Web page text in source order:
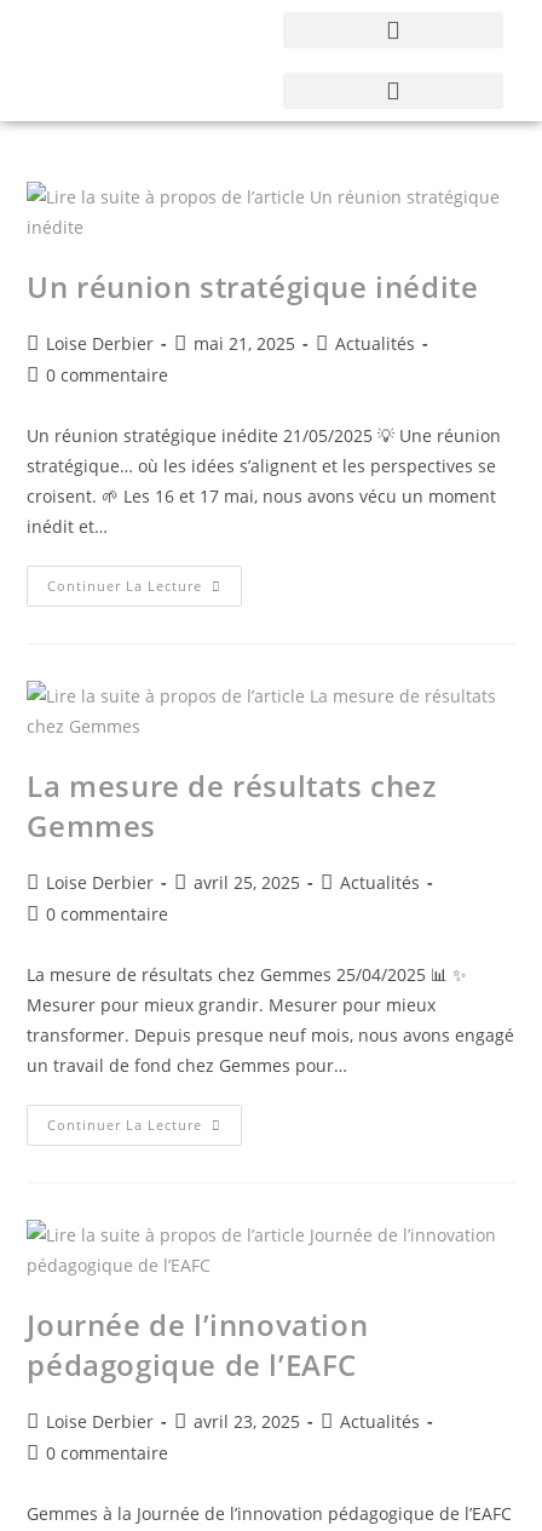
Un réunion stratégique inédite
Loise Derbier mai 21, 2025
Actualités
0 commentaire
Un réunion stratégique inédite 21/05/2025 💡 Une réunion
stratégique… où les idées s’alignent et les perspectives se
croisent. 🌱 Les 16 et 17 mai, nous avons vécu un moment
inédit et…
Continuer La Lecture
La mesure de résultats chez
Gemmes
Loise Derbier avril 25, 2025
Actualités
0 commentaire
La mesure de résultats chez Gemmes 25/04/2025 📊 ✨
Mesurer pour mieux grandir. Mesurer pour mieux
transformer. Depuis presque neuf mois, nous avons engagé
un travail de fond chez Gemmes pour…
Continuer La Lecture
Journée de l’innovation
pédagogique de l’EAFC
Loise Derbier avril 23, 2025
Actualités
0 commentaire
Gemmes à la Journée de l’innovation pédagogique de l’EAFC